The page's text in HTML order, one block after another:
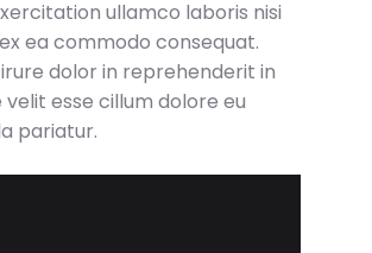
ullamco laboris nisi
ea commodo consequat.
dolor in reprehenderit in
esse cillum dolore eu
pariatur.